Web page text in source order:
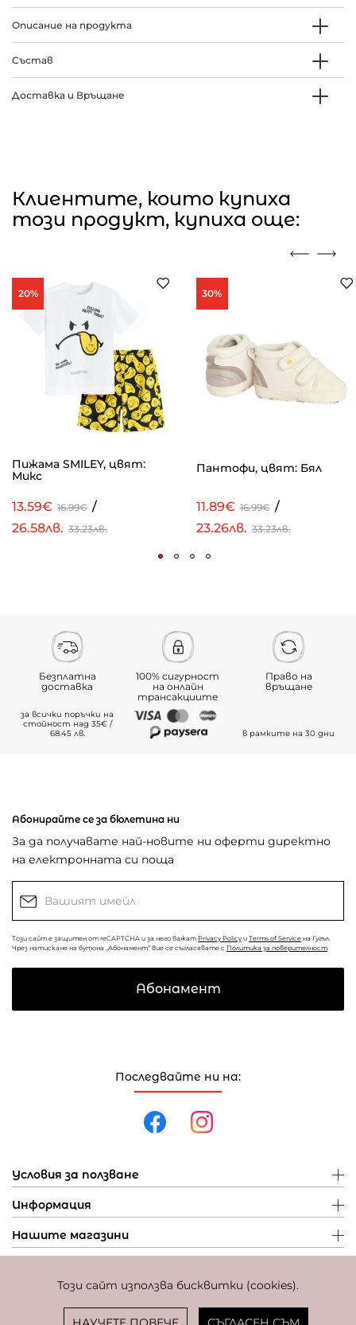
Този сайт използва бисквитки (cookies).
Описание на продукта
Състав
Доставка и Връщане
Клиентите, които купиха
този продукт, купиха още:
20%
Пижама SMILEY, цвят:
Микс
13.59€ 16.99€ /
26.58лв. 33.23лв.
30%
Пантофи, цвят: Бял
11.89€ 16.99€ /
23.26лв. 33.23лв.
Безплатна
доставка
за всички поръчки на
стойност над 35€ /
68.45 лв.
100% сигурност
на онлайн
трансакциите
Право на
връщане
в рамките на 30 дни
Последвайте ни на:
Условия за ползване
Информация
Нашите магазини
Абонирайте се за бюлетина ни
За да получавате най-новите ни оферти директно
на електронната си поща
Този сайт е защитен от reCAPTCHA и за него важат Privacy Policy и Terms of Service на Гугъл.
Чрез натискане на бутона „Абонамент“ вие се съгласявате с Политика за поверителност
Абонамент
Фиксиран курс за превалутиране: 1 EUR = 1,95583 BGN